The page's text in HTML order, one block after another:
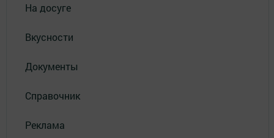
На досуге
Вкусности
Документы
Справочник
Реклама